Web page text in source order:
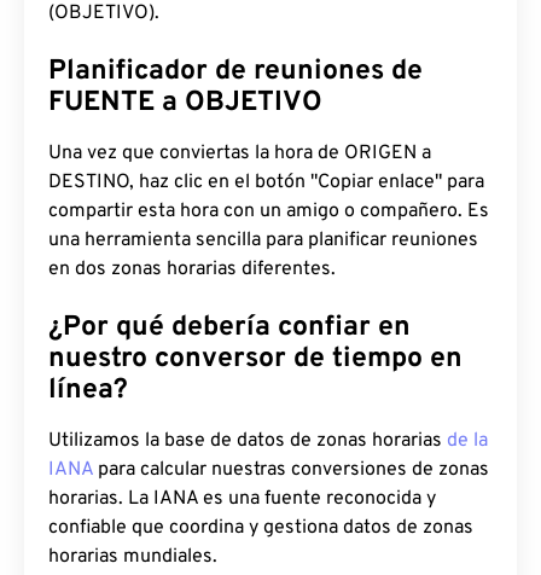
(OBJETIVO).
Planificador de reuniones de
FUENTE a OBJETIVO
Una vez que conviertas la hora de ORIGEN a
DESTINO, haz clic en el botón "Copiar enlace" para
compartir esta hora con un amigo o compañero. Es
una herramienta sencilla para planificar reuniones
en dos zonas horarias diferentes.
¿Por qué debería confiar en
nuestro conversor de tiempo en
línea?
Utilizamos la base de datos de zonas horarias de la
IANA para calcular nuestras conversiones de zonas
horarias. La IANA es una fuente reconocida y
confiable que coordina y gestiona datos de zonas
horarias mundiales.